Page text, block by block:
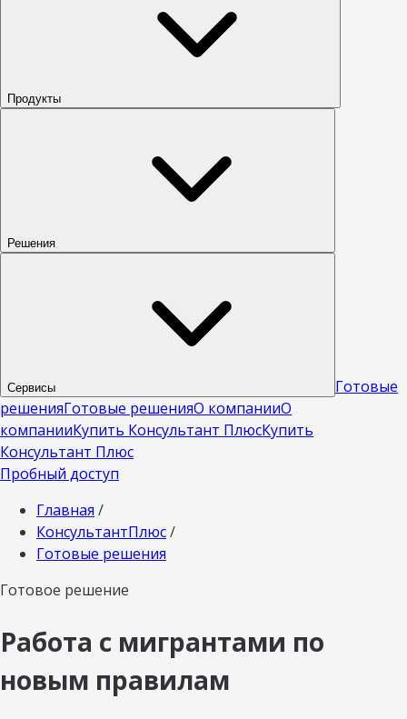
Продукты
Решения
Сервисы
Готовые
решенияГотовые решенияО компанииО
компанииКупить Консультант ПлюсКупить
Консультант Плюс
Пробный доступ
Главная /
КонсультантПлюс/
Готовые решения
Готовое решение
Работа с мигрантами по
новым правилам